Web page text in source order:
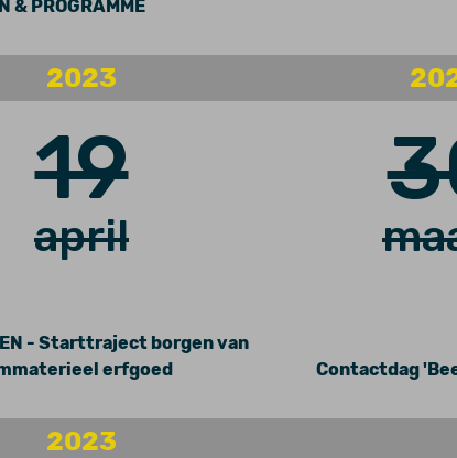
& PROGRAMME
2023
19
april
- Starttraject borgen van
erfgoed
Contactdag
2023